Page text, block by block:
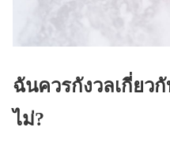
ฉันควรกังวลเกี่ยว
ไม่?